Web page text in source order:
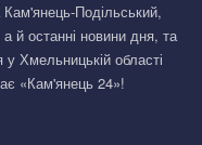
Подільський,
й останні новини дня, та
Хмельницькій області
«Кам'янець 24»!